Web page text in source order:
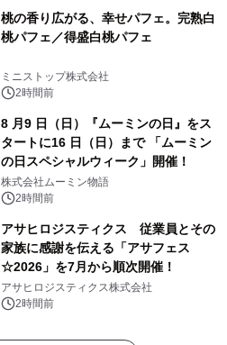
桃の香り広がる、幸せパフェ。完熟白
桃パフェ／得盛白桃パフェ
ミニストップ株式会社
2時間前
8 月9 日（日）『ムーミンの日』をス
タートに16 日（日）まで 「ムーミン
の日スペシャルウィーク」開催！
株式会社ムーミン物語
2時間前
アサヒロジスティクス 従業員とその
家族に感謝を伝える「アサフェス
☆2026」を7月から順次開催！
アサヒロジスティクス株式会社
2時間前